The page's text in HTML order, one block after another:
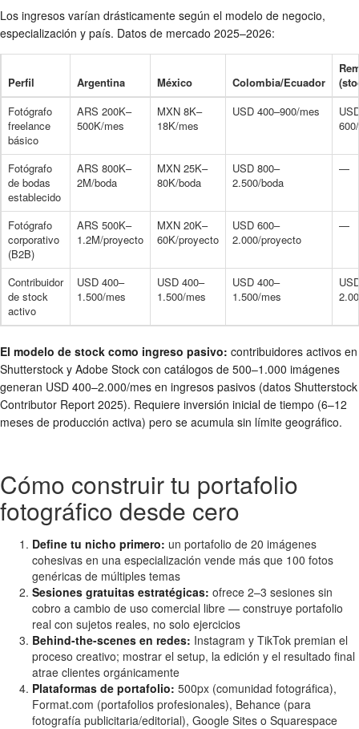
Los ingresos varían drásticamente según el modelo de negocio,
especialización y país. Datos de mercado 2025–2026:
Perfil Argentina México Colombia/Ecuador
Fotógrafo
freelance
básico
ARS 200K–
500K/mes
MXN 8K–
18K/mes
USD 400–900/mes
Fotógrafo
de bodas
establecido
ARS 800K–
2M/boda
MXN 25K–
80K/boda
USD 800–
2.500/boda
—
Fotógrafo
corporativo
(B2B)
ARS 500K–
1.2M/proyecto
MXN 20K–
60K/proyecto
USD 600–
2.000/proyecto
—
Contribuidor
de stock
activo
USD 400–
1.500/mes
USD 400–
1.500/mes
USD 400–
1.500/mes
El modelo de stock como ingreso pasivo: contribuidores activos en
Shutterstock y Adobe Stock con catálogos de 500–1.000 imágenes
generan USD 400–2.000/mes en ingresos pasivos (datos Shutterstock
Contributor Report 2025). Requiere inversión inicial de tiempo (6–12
meses de producción activa) pero se acumula sin límite geográfico.
Cómo construir tu portafolio
fotográfico desde cero
Define tu nicho primero: un portafolio de 20 imágenes
cohesivas en una especialización vende más que 100 fotos
genéricas de múltiples temas
Sesiones gratuitas estratégicas: ofrece 2–3 sesiones sin
cobro a cambio de uso comercial libre — construye portafolio
real con sujetos reales, no solo ejercicios
Behind-the-scenes en redes: Instagram y TikTok premian el
proceso creativo; mostrar el setup, la edición y el resultado final
atrae clientes orgánicamente
Plataformas de portafolio: 500px (comunidad fotográfica),
Format.com (portafolios profesionales), Behance (para
fotografía publicitaria/editorial), Google Sites o Squarespace